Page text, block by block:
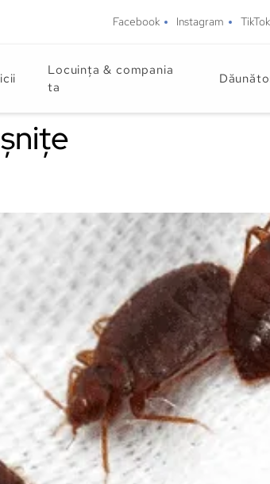
Facebook Instagram TikTok
Locuința & compania
ta